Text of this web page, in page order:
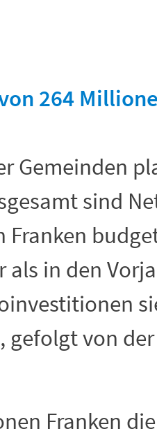
264
Gemeinden
sind
Franken
als in den
gefolgt von
Franken